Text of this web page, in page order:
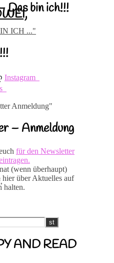
Das bin ich!!!
Instagram
– Anmeldung
für den Newsletter
(wenn überhaupt)
hier über Aktuelles auf
halten.
AND READ